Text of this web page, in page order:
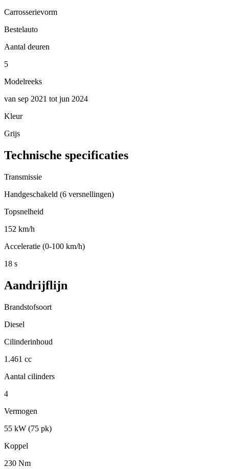
Carrosserievorm
Bestelauto
Aantal deuren
5
Modelreeks
van sep 2021 tot jun 2024
Kleur
Grijs
Technische specificaties
Transmissie
Handgeschakeld (6 versnellingen)
Topsnelheid
152 km/h
Acceleratie (0-100 km/h)
18 s
Aandrijflijn
Brandstofsoort
Diesel
Cilinderinhoud
1.461 cc
Aantal cilinders
4
Vermogen
55 kW (75 pk)
Koppel
230 Nm